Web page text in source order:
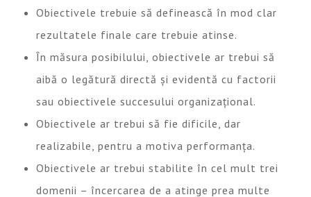
Obiectivele trebuie să definească în mod clar
rezultatele finale care trebuie atinse.
În măsura posibilului, obiectivele ar trebui să
aibă o legătură directă și evidentă cu factorii
sau obiectivele succesului organizațional.
Obiectivele ar trebui să fie dificile, dar
realizabile, pentru a motiva performanța.
Obiectivele ar trebui stabilite în cel mult trei
domenii – încercarea de a atinge prea multe